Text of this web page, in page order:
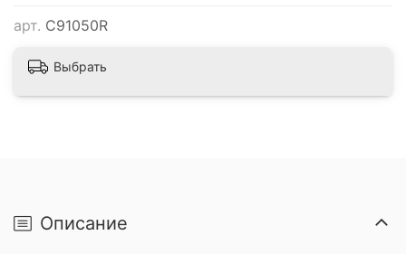
арт. C91050R
Выбрать
Описание